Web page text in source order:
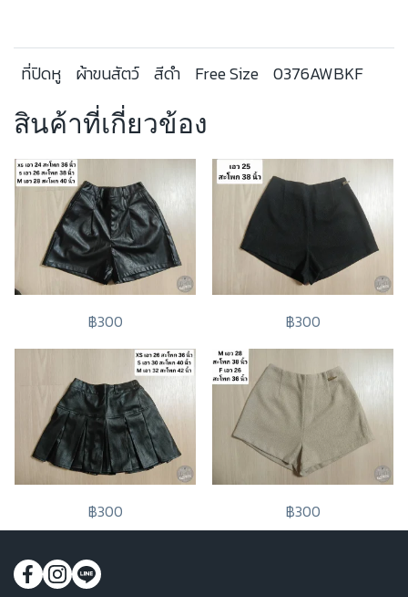
ที่ปิดหู ผ้าขนสัตว์ สีดำ Free Size 0376AWBKF
สินค้าที่เกี่ยวข้อง
฿300 ฿300
฿300 ฿300